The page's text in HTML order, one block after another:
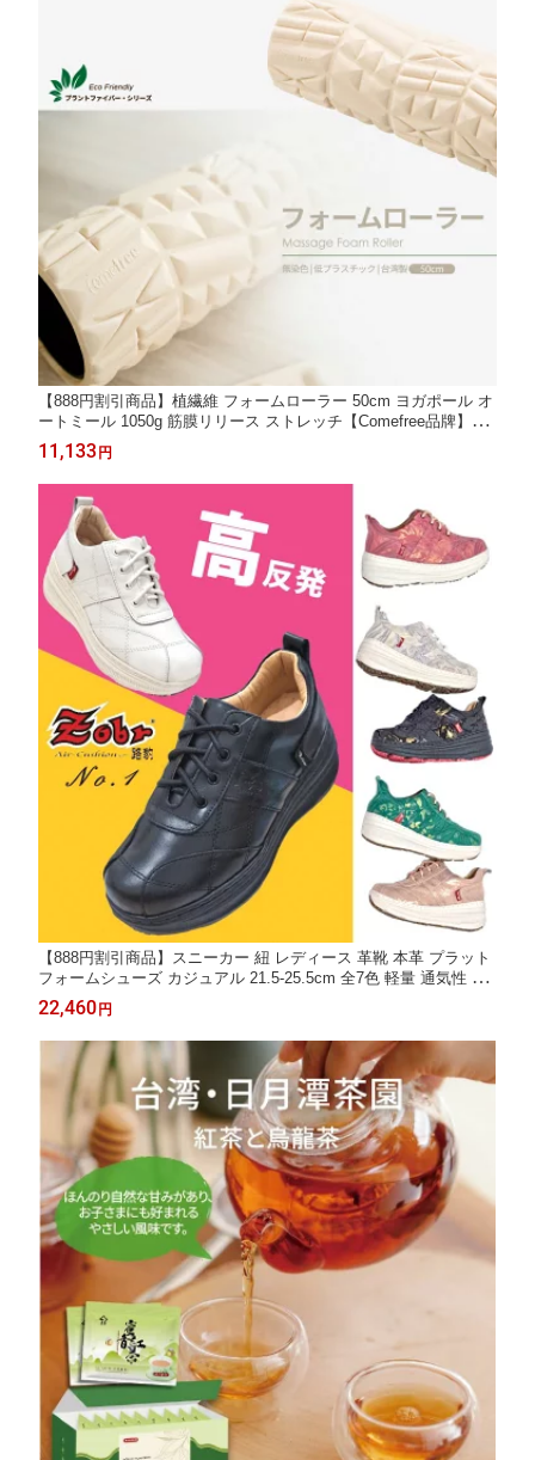
【888円割引商品】植繊維 フォームローラー 50cm ヨガポール オ
ートミール 1050g 筋膜リリース ストレッチ【Comefree品牌】
【台湾直送】
11,133 円
【888円割引商品】スニーカー 紐 レディース 革靴 本革 プラット
フォームシューズ カジュアル 21.5-25.5cm 全7色 軽量 通気性 衝
撃吸収 柔らかい 歩きやすい 長時間 軽量カラフル おしゃれ 女性
【ZOBR路豹】【台湾直送】
22,460 円